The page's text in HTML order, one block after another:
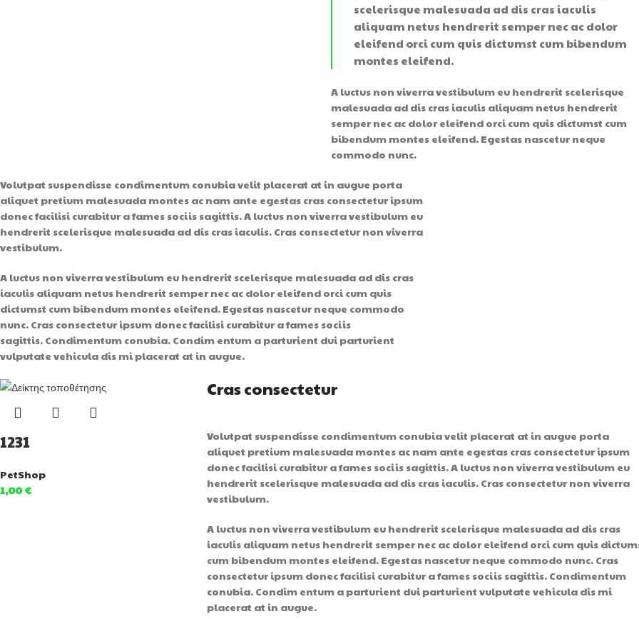
scelerisque malesuada ad dis cras iaculis
aliquam netus hendrerit semper nec ac dolor
eleifend orci cum quis dictumst cum bibendum
montes eleifend.
A luctus non viverra vestibulum eu hendrerit scelerisque
malesuada ad dis cras iaculis aliquam netus hendrerit
semper nec ac dolor eleifend orci cum quis dictumst cum
bibendum montes eleifend. Egestas nascetur neque
commodo nunc.
Volutpat suspendisse condimentum conubia velit placerat at in augue porta
aliquet pretium malesuada montes ac nam ante egestas cras consectetur ipsum
donec facilisi curabitur a fames sociis sagittis. A luctus non viverra vestibulum eu
hendrerit scelerisque malesuada ad dis cras iaculis. Cras consectetur non viverra
vestibulum.
A luctus non viverra vestibulum eu hendrerit scelerisque malesuada ad dis cras
iaculis aliquam netus hendrerit semper nec ac dolor eleifend orci cum quis
dictumst cum bibendum montes eleifend. Egestas nascetur neque commodo
nunc. Cras consectetur ipsum donec facilisi curabitur a fames sociis
sagittis. Condimentum conubia. Condim entum a parturient dui parturient
vulputate vehicula dis mi placerat at in augue.
1231
PetShop
1,00€
Cras consectetur
Volutpat suspendisse condimentum conubia velit placerat at in augue porta
aliquet pretium malesuada montes ac nam ante egestas cras consectetur ipsum
donec facilisi curabitur a fames sociis sagittis. A luctus non viverra vestibulum eu
hendrerit scelerisque malesuada ad dis cras iaculis. Cras consectetur non viverra
vestibulum.
A luctus non viverra vestibulum eu hendrerit scelerisque malesuada ad dis cras
iaculis aliquam netus hendrerit semper nec ac dolor eleifend orci cum quis
cum bibendum montes eleifend. Egestas nascetur neque commodo nunc. Cras
consectetur ipsum donec facilisi curabitur a fames sociis sagittis. Condimentum
conubia. Condim entum a parturient dui parturient vulputate vehicula dis mi
placerat at in augue.